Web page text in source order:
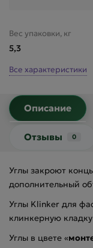
Вес упаковки, кг
5,3
Все характеристики
Описание
Отзывы 0
Углы закроют
дополнительный
Углы Klinker для
клинкерную
Углы в цвете «